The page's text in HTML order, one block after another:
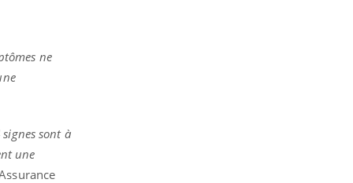
ne
signes sont à
une